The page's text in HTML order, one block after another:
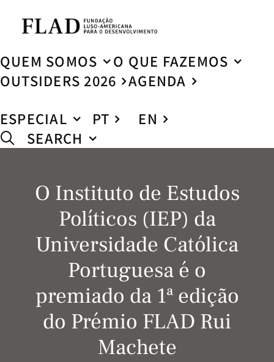
QUEM SOMOS
O QUE FAZEMOS
OUTSIDERS 2026
AGENDA
ESPECIAL
PT
EN
SEARCH
O Instituto de Estudos
Políticos (IEP) da
Universidade Católica
Portuguesa é o
premiado da 1ª edição
do Prémio FLAD Rui
Machete